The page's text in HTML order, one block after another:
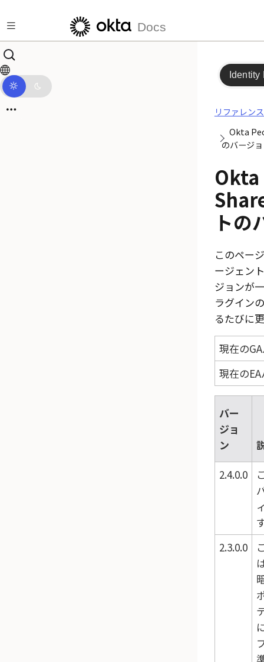
Docs
Identity
リファレン
Okta
のバージ
トの
このペー
ージェン
ジョンが
ラグイン
るたびに
現在の
現在の
バー
ジョ
ン
2.4.0.0
2.3.0.0